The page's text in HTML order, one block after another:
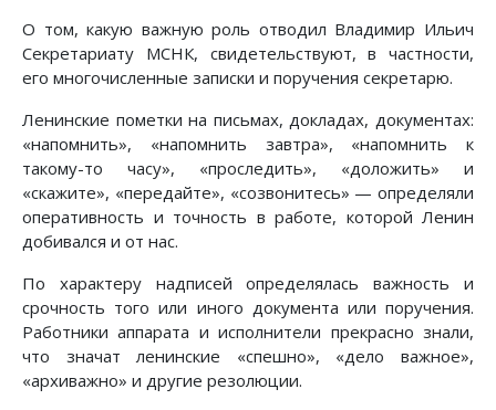
О том, какую важную роль отводил Владимир Ильич
Секретариату МСНК, свидетельствуют, в частности,
его многочисленные записки и поручения секретарю.
Ленинские пометки на письмах, докладах, документах:
«напомнить», «напомнить завтра», «напомнить к
такому-то часу», «проследить», «доложить» и
«скажите», «передайте», «созвонитесь» — определяли
оперативность и точность в работе, которой Ленин
добивался и от нас.
По характеру надписей определялась важность и
срочность того или иного документа или поручения.
Работники аппарата и исполнители прекрасно знали,
что значат ленинские «спешно», «дело важное»,
«архиважно» и другие резолюции.